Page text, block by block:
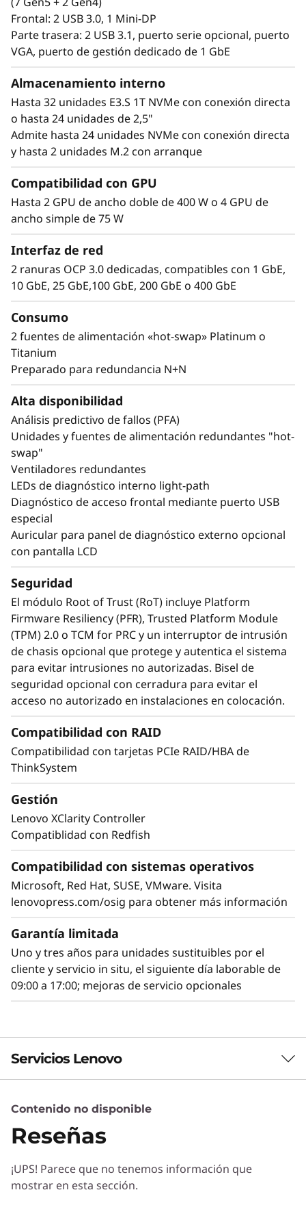
Rendimiento extremo en unas
El Lenovo ThinkSystem 2U SR850 V4 4S admite
hasta 344 núcleos de CPU y ofrece un 33% más
de ancho de banda de memoria* con la más
reciente memoria DDR5. La nueva tecnología
PCIe Gen5 elimina los cuellos de botella desde
las ranuras de ampliación hasta las unidades
NVMe. SR850 V4 tres ranuras PCIe de 5ª
tamaño completo y calidad empresarial y las
32 unidades NVMe E3.S 1T o 24 de 2,5” con
organización tecnologías capaces de crear el
excepcional rendimiento y valor que exigen las
cargas de trabajo de nivel empresarial.
*En comparación con el ThinkSystem SR850 V3
Maximice su tiempo de actividad
Cuando su sistema se cae, los minutos son
horas. Ejecutar cargas de trabajo de nivel
empresarial precisa tiempos de actividad de
nivel empresarial. El ThinkSystem SR850 V4
incorpora características como análisis
predictivo de fallos y detección de errores que
diagnósticos Lightpath para identificar y
solucionar rápidamente los fallos.
como un miniordenador que facilita la
monitorización remota de los principales
indicadores de estado, como la temperatura y
alimentación del sistema, incluso con el
hardware desconectado.
Frontal: 2 USB 3.0, 1 Mini-DP
Parte trasera: 2 USB 3.1, puerto serie opcional, puerto
VGA, puerto de gestión dedicado de 1 GbE
Almacenamiento interno
Hasta 32 unidades E3.S 1T NVMe con conexión directa
o hasta 24 unidades de 2,5"
Admite hasta 24 unidades NVMe con conexión directa
y hasta 2 unidades M.2 con arranque
Compatibilidad con GPU
Hasta 2 GPU de ancho doble de 400 W o 4 GPU de
ancho simple de 75 W
Interfaz de red
2 ranuras OCP 3.0 dedicadas, compatibles con 1 GbE,
10 GbE, 25 GbE,100 GbE, 200 GbE o 400 GbE
Consumo
2 fuentes de alimentación «hot-swap» Platinum o
Titanium
Preparado para redundancia N+N
Alta disponibilidad
Análisis predictivo de fallos (PFA)
Unidades y fuentes de alimentación redundantes "hot-
swap"
Ventiladores redundantes
LEDs de diagnóstico interno light-path
Diagnóstico de acceso frontal mediante puerto USB
especial
Auricular para panel de diagnóstico externo opcional
con pantalla LCD
Seguridad
El módulo Root of Trust (RoT) incluye Platform
Firmware Resiliency (PFR), Trusted Platform Module
(TPM) 2.0 o TCM for PRC y un interruptor de intrusión
de chasis opcional que protege y autentica el sistema
para evitar intrusiones no autorizadas. Bisel de
seguridad opcional con cerradura para evitar el
acceso no autorizado en instalaciones en colocación.
Compatibilidad con RAID
Compatibilidad con tarjetas PCIe RAID/HBA de
ThinkSystem
Gestión
Lenovo XClarity Controller
Compatiblidad con Redfish
Compatibilidad con sistemas operativos
Microsoft, Red Hat, SUSE, VMware. Visita
lenovopress.com/osig para obtener más información
Garantía limitada
Uno y tres años para unidades sustituibles por el
cliente y servicio in situ, el siguiente día laborable de
09:00 a 17:00; mejoras de servicio opcionales
Servicios Lenovo
Servicios de Soluciones
Diseñe la mejor estrategia para su empresa.
correcta para sus exclusivas necesidades
empresariales.
Contenido no disponible
Reseñas
¡UPS! Parece que no tenemos información que
mostrar en esta sección.